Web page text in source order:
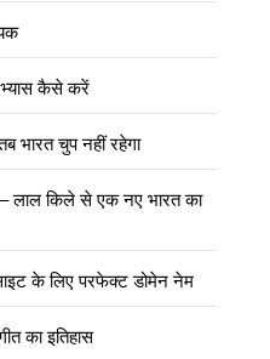
कैसे करें
भारत चुप नहीं रहेगा
– लाल किले से एक नए भारत का
के लिए परफेक्ट डोमेन नेम
का इतिहास